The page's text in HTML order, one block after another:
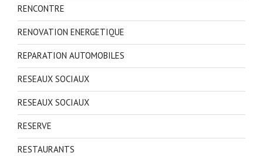
RENCONTRE
RENOVATION ENERGETIQUE
REPARATION AUTOMOBILES
RESEAUX SOCIAUX
RESEAUX SOCIAUX
RESERVE
RESTAURANTS